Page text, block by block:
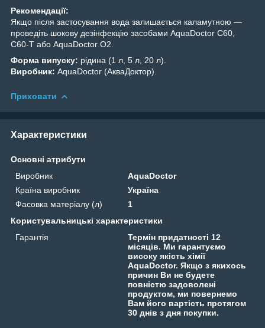
Рекомендації:
Якщо після застосування вода залишається каламутною —
проведіть шокову дезінфекцію засобами AquaDoctor C60,
C60-Т або AquaDoctor O2.
Форма випуску: рідина (1 л, 5 л, 20 л).
Виробник: AquaDoctor (АкваДоктор).
Приховати
Характеристики
Основні атрибути
Виробник
AquaDoctor
Країна виробник
Україна
Фасовка матеріалу (л)
1
Користувальницькі характеристики
Гарантія
Термін придатності 12
місяців. Ми гарантуємо
високу якість хімії
AquaDoctor. Якщо з якихось
причин Ви не будете
повністю задоволені
продуктом, ми повернемо
Вам його вартість протягом
30 днів з дня покупки.